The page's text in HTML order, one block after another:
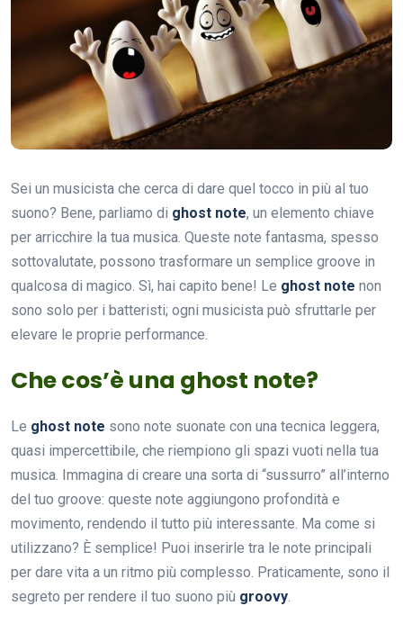
Sei un musicista che cerca di dare quel tocco in più al tuo
suono? Bene, parliamo di ghost note, un elemento chiave
per arricchire la tua musica. Queste note fantasma, spesso
sottovalutate, possono trasformare un semplice groove in
qualcosa di magico. Sì, hai capito bene! Le ghost note non
sono solo per i batteristi; ogni musicista può sfruttarle per
elevare le proprie performance.
Che cos’è una ghost note?
Le ghost note sono note suonate con una tecnica leggera,
quasi impercettibile, che riempiono gli spazi vuoti nella tua
musica. Immagina di creare una sorta di “sussurro” all’interno
del tuo groove: queste note aggiungono profondità e
movimento, rendendo il tutto più interessante. Ma come si
utilizzano? È semplice! Puoi inserirle tra le note principali
per dare vita a un ritmo più complesso. Praticamente, sono il
segreto per rendere il tuo suono più groovy.